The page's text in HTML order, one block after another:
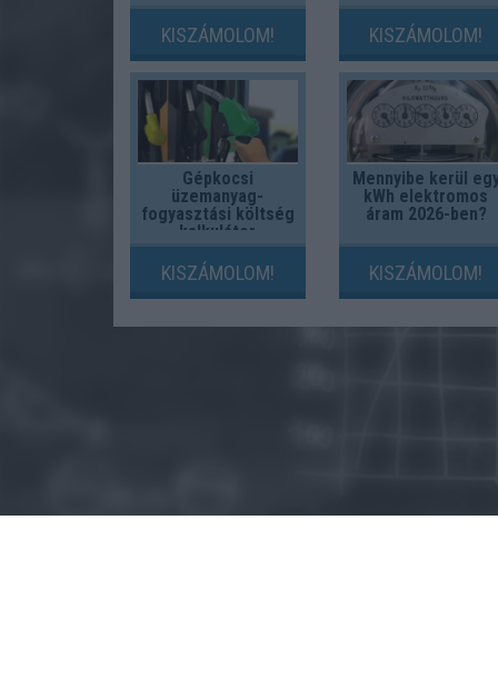
KISZÁMOLOM! KISZÁMOLOM!
Gépkocsi
üzemanyag-
fogyasztási költség
kalkulátor
KISZÁMOLOM!
Mennyibe kerül
kWh elektromos
áram 2026-ben?
KISZÁMOLOM!